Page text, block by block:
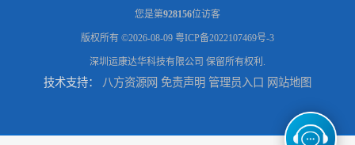
兰州中药提速脉冲治疗仪 家用中药提速治疗仪报价
您是第928156位访客
版权所有 ©2026-08-09 粤ICP备2022107469号-3
深圳运康达华科技有限公司 保留所有权利.
技术支持： 八方资源网 免责声明 管理员入口 网站地图